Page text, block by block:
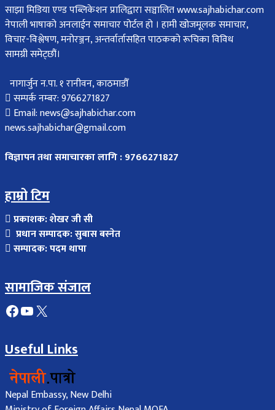
साझा मिडिया एण्ड पब्लिकेशन प्रालिद्वारा सञ्चालित www.sajhabichar.com
नेपाली भाषाको अनलाईन समाचार पोर्टल हो । हामी खोजमूलक समाचार,
विचार-विश्लेषण, मनोरञ्जन, अन्तर्वार्तासहित पाठकको रूचिका विविध
सामग्री समेट्छौं।
नागार्जुन न.पा. १ रानीवन, काठमाडौँ
सम्पर्क नम्बर: 9766271827
Email: news@sajhabichar.com
news.sajhabichar@gmail.com
विज्ञापन तथा समाचारका लागि : 9766271827
हाम्रो टिम
प्रकाशक: शेखर जी सी
प्रधान सम्पादक: सुबास बस्नेत
सम्पादक: पदम थापा
सामाजिक संजाल
Facebook
YouTube
X
Useful Links
Nepal Embassy, New Delhi